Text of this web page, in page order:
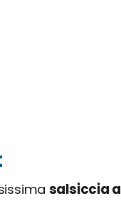
salsiccia a